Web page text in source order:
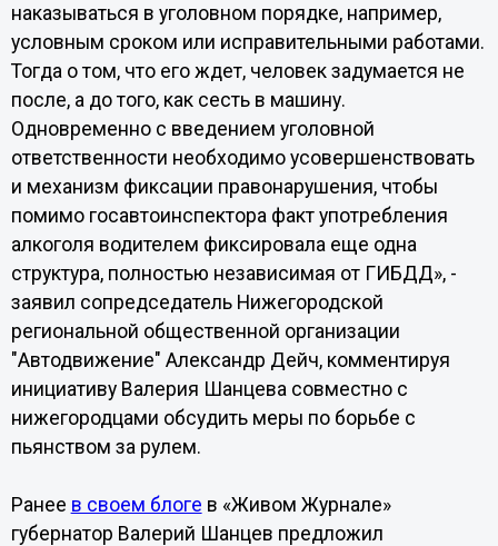
наказываться в уголовном порядке, например,
условным сроком или исправительными работами.
Тогда о том, что его ждет, человек задумается не
после, а до того, как сесть в машину.
Одновременно с введением уголовной
ответственности необходимо усовершенствовать
и механизм фиксации правонарушения, чтобы
помимо госавтоинспектора факт употребления
алкоголя водителем фиксировала еще одна
структура, полностью независимая от ГИБДД», -
заявил сопредседатель Нижегородской
региональной общественной организации
"Автодвижение" Александр Дейч, комментируя
инициативу Валерия Шанцева совместно с
нижегородцами обсудить меры по борьбе с
пьянством за рулем.
Ранее в своем блоге в «Живом Журнале»
губернатор Валерий Шанцев предложил